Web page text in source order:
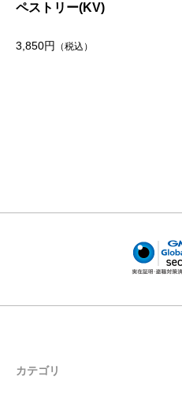
ペストリー(KV)
3,850円 （税込）
カテゴリ